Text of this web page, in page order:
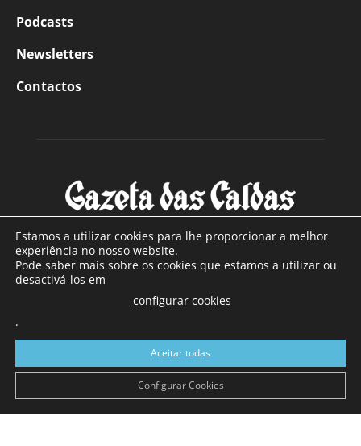
Podcasts
Newsletters
Contactos
SOBRE NÓS
Com sede nas Caldas da Rainha e mais de 90 anos de
a sul de distrito de Leiria, com mais de 40.000 leitores por
toda a região Oeste. Jornal com distribuição em Portugal
Continental e assinatura online.
Estamos a utilizar cookies para lhe proporcionar a melhor
experiência no nosso website.
Pode saber mais sobre os cookies que estamos a utilizar ou
desactivá-los em
configurar cookies
.
Aceitar todas
Configurar Cookies